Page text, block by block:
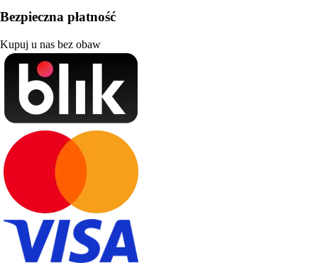
Bezpieczna płatność
Kupuj u nas bez obaw